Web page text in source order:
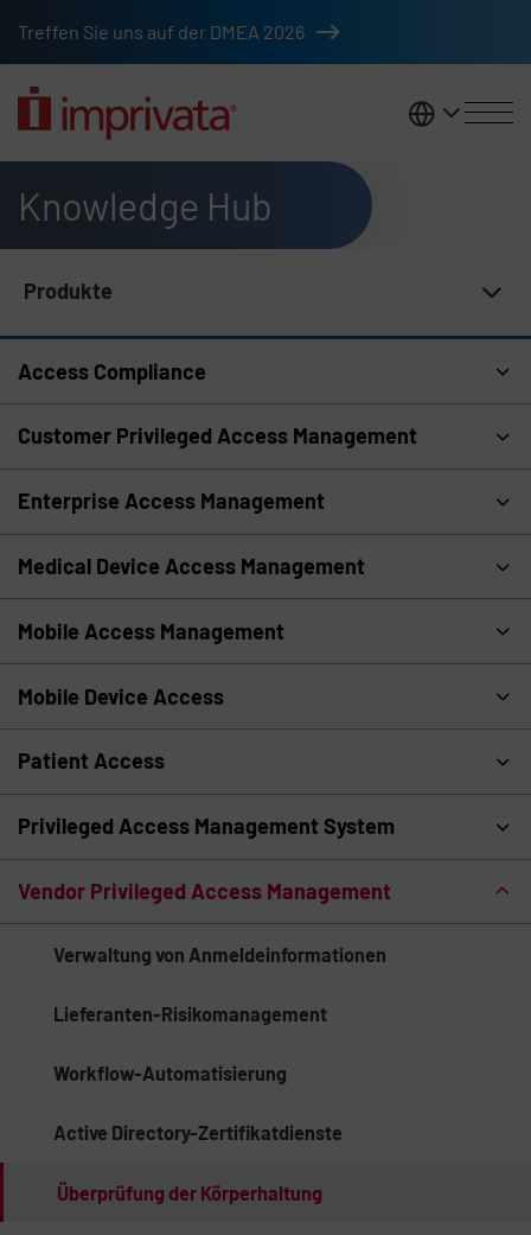
Treffen Sie uns auf der DMEA 2026
DACH
Knowledge Hub
Produkte
Access Compliance
Customer Privileged Access Management
Enterprise Access Management
Medical Device Access Management
Mobile Access Management
Mobile Device Access
Patient Access
Privileged Access Management System
Vendor Privileged Access Management
Verwaltung von Anmeldeinformationen
Lieferanten-Risikomanagement
Workflow-Automatisierung
Active Directory-Zertifikatdienste
Überprüfung der Körperhaltung